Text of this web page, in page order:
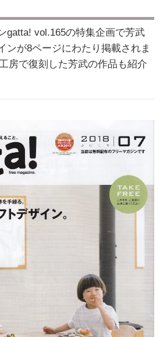
gatta! vol.165の特集企画で芳武
ンが8ページにわたり掲載されま
房で復刻した芳武の作品も紹介